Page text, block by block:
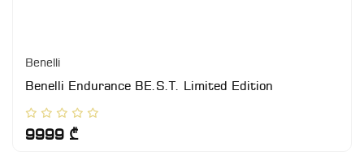
Benelli
Benelli Endurance BE.S.T. Limited Edition
9999 ₾